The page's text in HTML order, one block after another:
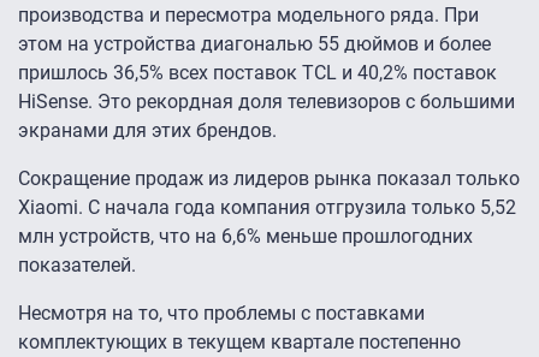
производства и пересмотра модельного ряда. При
этом на устройства диагональю 55 дюймов и более
пришлось 36,5% всех поставок TCL и 40,2% поставок
HiSense. Это рекордная доля телевизоров с большими
экранами для этих брендов.
Сокращение продаж из лидеров рынка показал только
Xiaomi. С начала года компания отгрузила только 5,52
млн устройств, что на 6,6% меньше прошлогодних
показателей.
Несмотря на то, что проблемы с поставками
комплектующих в текущем квартале постепенно